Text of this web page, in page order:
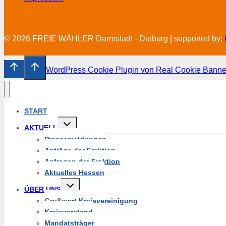
© 2026 FREIE WÄHLER Darmstadt - Dieburg | supported by:
WordPress Cookie Plugin von Real Cookie
START
AKTUELL
Untermenü
umschalten
Pressemeldungen
Anträge der Fraktion
Anfragen der Fraktion
Aktuelles Hessen
ÜBER UNS
Untermenü
umschalten
Grußwort Kreisvereinigung
Kreisvorstand
Mandatsträger